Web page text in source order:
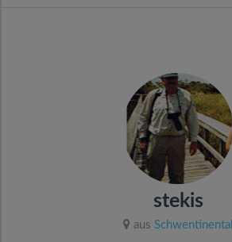
stekis
aus Schwentinental